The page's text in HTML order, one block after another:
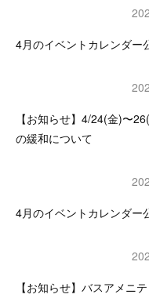
4月のイベントカレンダー
【お知らせ】4/24(金)〜
の緩和について
4月のイベントカレンダー
【お知らせ】バスアメニ